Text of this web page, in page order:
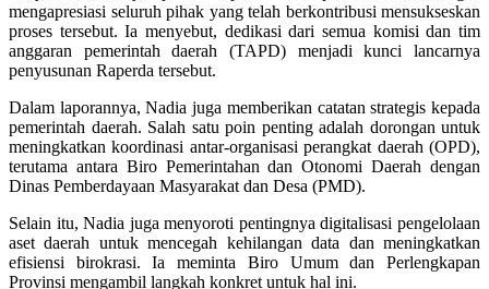
mengapresiasi seluruh pihak yang telah berkontribusi mensukseskan
proses tersebut. Ia menyebut, dedikasi dari semua komisi dan tim
anggaran pemerintah daerah (TAPD) menjadi kunci lancarnya
penyusunan Raperda tersebut.
Dalam laporannya, Nadia juga memberikan catatan strategis kepada
pemerintah daerah. Salah satu poin penting adalah dorongan untuk
meningkatkan koordinasi antar-organisasi perangkat daerah (OPD),
terutama antara Biro Pemerintahan dan Otonomi Daerah dengan
Dinas Pemberdayaan Masyarakat dan Desa (PMD).
Selain itu, Nadia juga menyoroti pentingnya digitalisasi pengelolaan
aset daerah untuk mencegah kehilangan data dan meningkatkan
efisiensi birokrasi. Ia meminta Biro Umum dan Perlengkapan
Provinsi mengambil langkah konkret untuk hal ini.